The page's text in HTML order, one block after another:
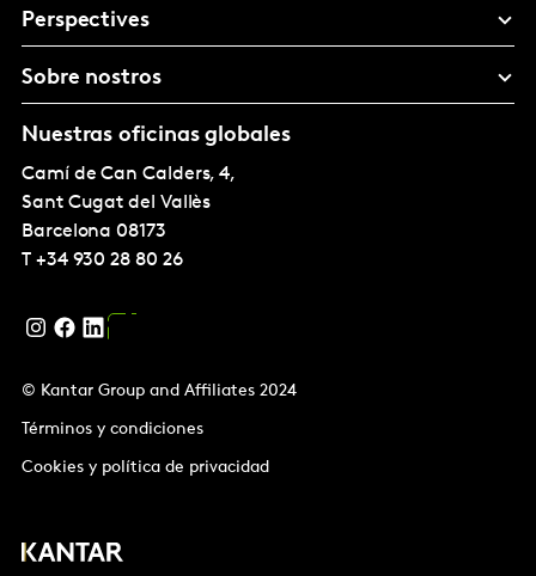
Perspectives
Sobre nostros
Nuestras oficinas globales
Camí de Can Calders, 4,
Sant Cugat del Vallès
Barcelona 08173
T +34 930 28 80 26
© Kantar Group and Affiliates 2024
Términos y condiciones
Cookies y política de privacidad